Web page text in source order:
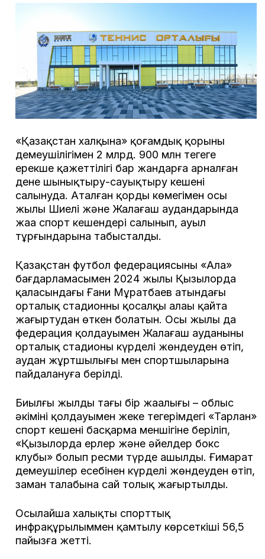
«Қазақстан халқына» қоғамдық қорының
демеушілігімен 2 млрд. 900 млн теңгеге
ерекше қажеттілігі бар жандарға арналған
дене шынықтыру-сауықтыру кешені
салынуда. Аталған қордың көмегімен осы
жылы Шиелі және Жалағаш аудандарында
жаңа спорт кешендері салынып, ауыл
тұрғындарына табысталды.
Қазақстан футбол федерациясының «Алаң»
бағдарламасымен 2024 жылы Қызылорда
қаласындағы Ғани Мұратбаев атындағы
орталық стадионның қосалқы алаңы қайта
жаңғыртудан өткен болатын. Осы жылы да
федерация қолдауымен Жалағаш ауданының
орталық стадионы күрделі жөндеуден өтіп,
аудан жұртшылығы мен спортшыларына
пайдалануға берілді.
Биылғы жылдың тағы бір жаңалығы – облыс
әкімінің қолдауымен жеке теңгерімдегі «Тарлан»
спорт кешені басқарма меншігіне беріліп,
«Қызылорда ерлер және әйелдер бокс
клубы» болып ресми түрде ашылды. Ғимарат
демеушілер есебінен күрделі жөндеуден өтіп,
заман талабына сай толық жаңғыртылды.
Осылайша халықтың спорттық
инфрақұрылыммен қамтылу көрсеткіші 56,5
пайызға жетті.